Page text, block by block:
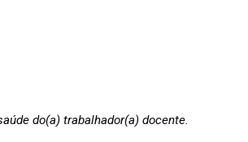
do(a) trabalhador(a) docente.